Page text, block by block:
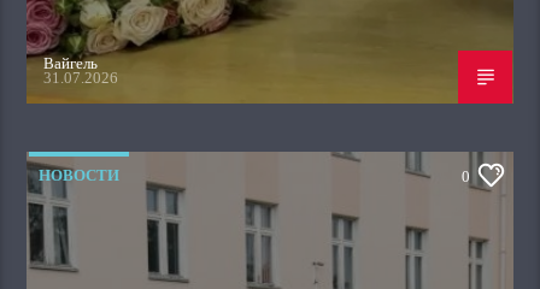
Вайгель
31.07.2026
НОВОСТИ 0